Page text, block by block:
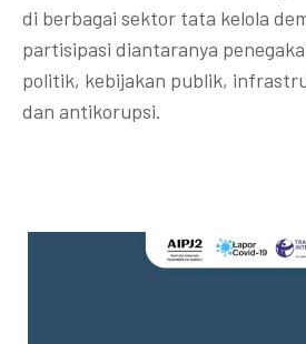
di berbagai sektor tata kelola
partisipasi diantaranya
politik, kebijakan publik,
dan antikorupsi.